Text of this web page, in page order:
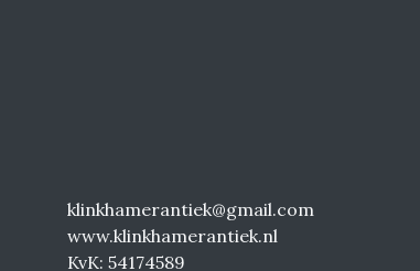
klinkhamerantiek@gmail.com
www.klinkhamerantiek.nl
KvK: 54174589